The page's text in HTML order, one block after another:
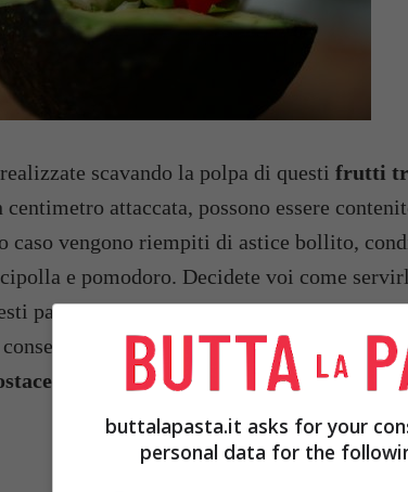
scavando la polpa di questi frutti
centimetro attaccata, possono essere
caso vengono riempiti di astice bollito,
e pomodoro. Decidete voi come
particolarmente ad un antipasto,magari
anche di essere un secondo piatto,
buttalapasta.it asks for your
personal data for the